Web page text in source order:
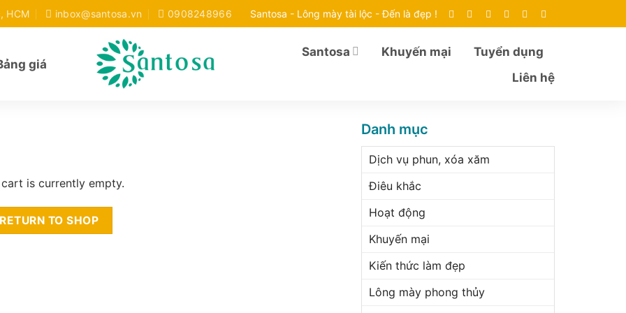
HCM inbox@santosa.vn 0908248966 Santosa - Lông mày tài lộc - Đến là đẹp !
giá
Santosa Khuyến mại
Tuyển dụng
Liên hệ
is currently empty.
RETURN TO SHOP
Danh mục
Dịch vụ phun, xóa xăm
Điêu khắc
Hoạt động
Khuyến mại
Kiến thức làm đẹp
Lông mày phong thủy